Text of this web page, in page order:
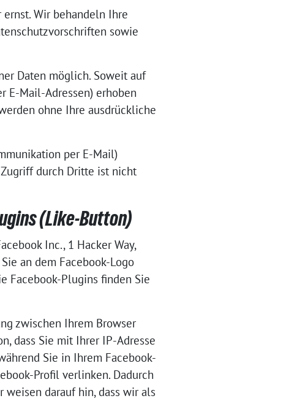
Wir behandeln Ihre
sowie
Daten möglich. Soweit auf
E-Mail-Adressen) erhoben
ohne Ihre ausdrückliche
per E-Mail)
durch Dritte ist nicht
(Like-Button)
Inc., 1 Hacker Way,
an dem Facebook-Logo
Facebook-Plugins finden Sie
zwischen Ihrem Browser
dass Sie mit Ihrer IP-Adresse
Sie in Ihrem Facebook-
Profil verlinken. Dadurch
weisen darauf hin, dass wir als